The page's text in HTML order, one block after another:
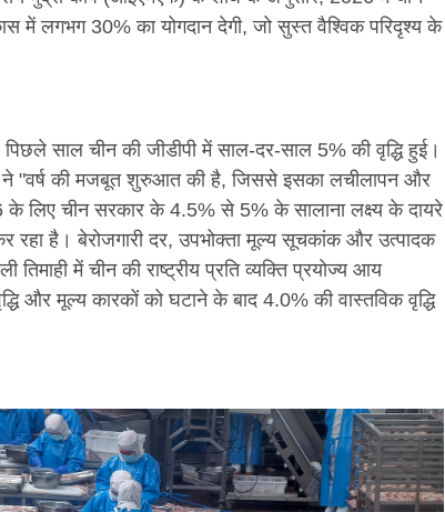
में लगभग 30% का योगदान देगी, जो सुस्त वैश्विक परिदृश्य के
साल चीन की जीडीपी में साल-दर-साल 5% की वृद्धि हुई।
ने "वर्ष की मजबूत शुरुआत की है, जिससे इसका लचीलापन और
के लिए चीन सरकार के 4.5% से 5% के सालाना लक्ष्य के दायरे
है। बेरोजगारी दर, उपभोक्ता मूल्य सूचकांक और उत्पादक
में चीन की राष्ट्रीय प्रति व्यक्ति प्रयोज्य आय
और मूल्य कारकों को घटाने के बाद 4.0% की वास्तविक वृद्धि